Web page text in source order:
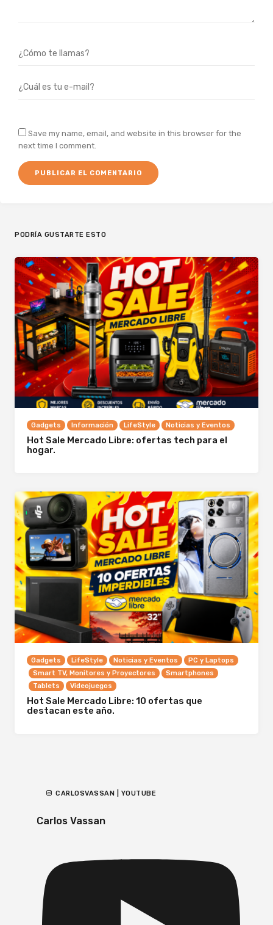
Save my name, email, and website in this browser for the
next time I comment.
PODRÍA GUSTARTE ESTO
Gadgets Información LifeStyle Noticias y Eventos
Hot Sale Mercado Libre: ofertas tech para el
hogar.
Gadgets LifeStyle Noticias y Eventos
PC y Laptops
Smart TV, Monitores y Proyectores
Smartphones
Tablets
Videojuegos
Hot Sale Mercado Libre: 10 ofertas que
destacan este año.
CARLOSVASSAN | YOUTUBE
Carlos Vassan